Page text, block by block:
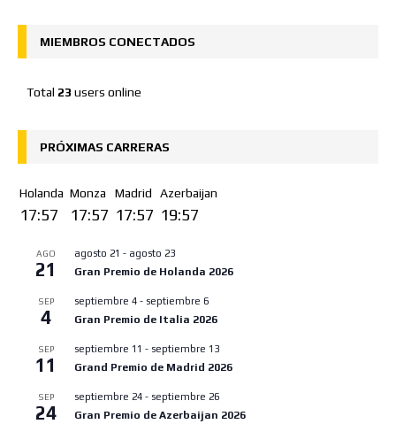
MIEMBROS CONECTADOS
Total 23 users online
PRÓXIMAS CARRERAS
Holanda
17:57
Monza
17:57
Madrid
17:57
Azerbaijan
19:57
AGO
21
agosto 21 - agosto 23
Gran Premio de Holanda 2026
SEP
4
septiembre 4 - septiembre 6
Gran Premio de Italia 2026
SEP
11
septiembre 11 - septiembre 13
Grand Premio de Madrid 2026
SEP
24
septiembre 24 - septiembre 26
Gran Premio de Azerbaijan 2026